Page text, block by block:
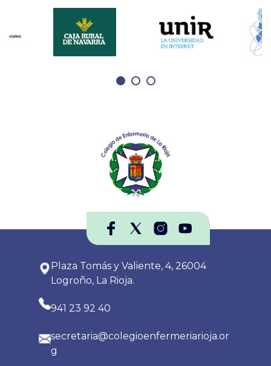
Plaza Tomás y Valiente, 4, 26004
Logroño, La Rioja.
941 23 92 40
secretaria@colegioenfermeriarioja.or
g